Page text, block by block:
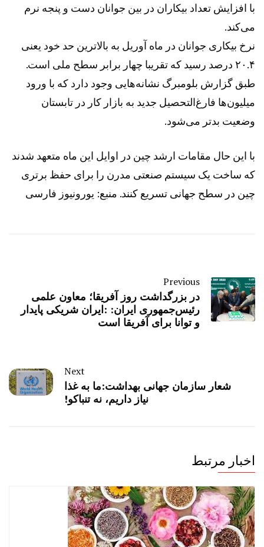
با افزایش تعداد بیکاران در بین جوانان دست و پنجه نرم
می‌کند.
نرخ بیکاری جوانان در ماه آوریل به بالاترین حد خود یعنی
۲۰.۴ درصد رسید که تقریبا چهار برابر سطح ملی است.
طبق گزارش بلومبرگ نشانه‌هایی وجود دارد که با ورود
میلیون‌ها فارغ‌التحصیل جدید به بازار کار در تابستان
وضعیت بدتر می‌شود.
با این حال مقامات ارشد چین در اوایل این ماه متعهد شدند
که ساخت یک سیستم صنعتی مدرن را برای حفظ برتری
چین در سطح جهانی تسریع کنند. منبع: یورونیوز فارسی
Previous
در بزرگداشت روز آفریقا؛ معاون علمی
رئیس‌جمهوری ایران: :ایران شریکی پایدار
و توانا برای آفریقا است
Next
شعار سازمان جهانی بهداشت:ما به غذا
نیاز داریم، نه تنباکو!
اخبار مرتبط